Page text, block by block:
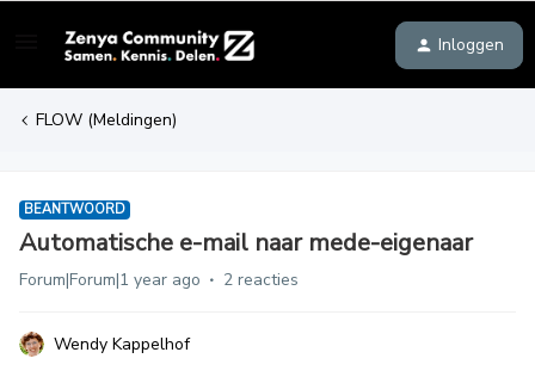
Inloggen
FLOW (Meldingen)
BEANTWOORD
Automatische e-mail naar mede-eigenaar
Forum|Forum|1 year ago 2 reacties
Wendy Kappelhof